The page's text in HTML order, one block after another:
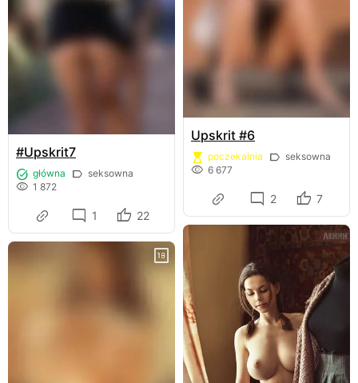
#Upskrit7
główna
seksowna
1 872
1 22
Upskrit #6
poczekalnia
seksowna
6 677
2 7